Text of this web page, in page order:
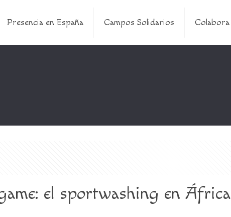
Presencia en España Campos Solidarios Colabora
el sportwashing en África